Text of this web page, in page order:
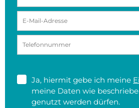
Ja, hiermit gebe ich meine
meine Daten wie
genutzt werden dürfen.